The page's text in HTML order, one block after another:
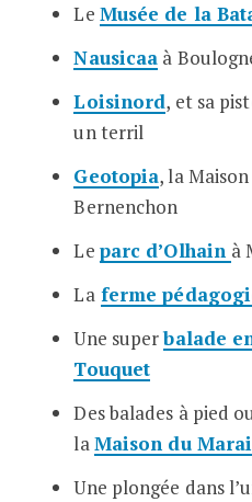
Le Musée de la
Nausicaa à
Loisinord, et sa
un terril
Geotopia, la
Bernenchon
Le parc d’Olhain à
La ferme
Une superbalade
Touquet
Des balades à pied
laMaison du
Une plongée dans